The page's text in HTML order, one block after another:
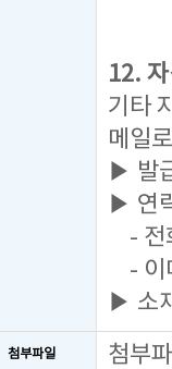
12.
기타
메일
▶ 발
▶ 연
- 전
- 이
▶ 소
첨부파일 첨부